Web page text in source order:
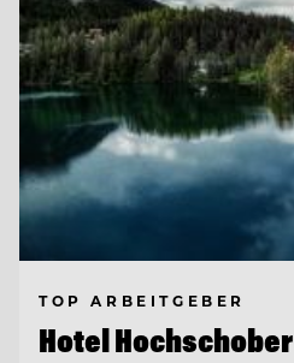
TOP ARBEITGEBER
Hotel Hochschober